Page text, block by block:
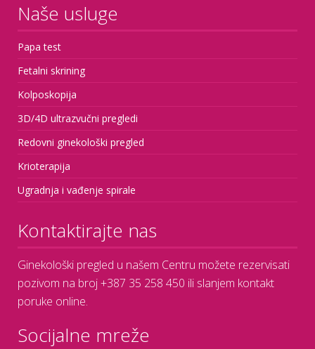
Naše usluge
Papa test
Fetalni skrining
Kolposkopija
3D/4D ultrazvučni pregledi
Redovni ginekološki pregled
Krioterapija
Ugradnja i vađenje spirale
Kontaktirajte nas
Ginekološki pregled u našem Centru možete rezervisati
pozivom na broj +387 35 258 450 ili slanjem kontakt
poruke online.
Socijalne mreže